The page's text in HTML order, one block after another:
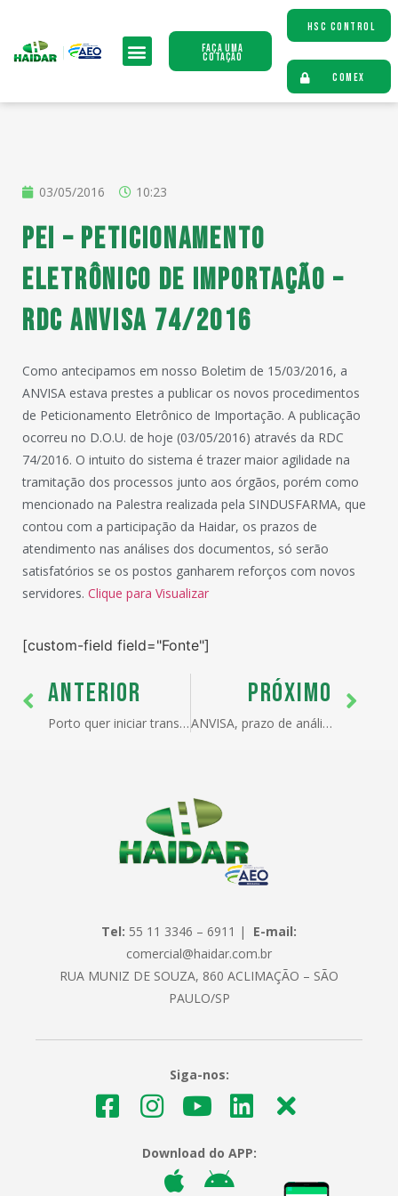
Faça uma
Cotação
HSC CONTROL
COMEX
03/05/2016 10:23
PEI – Peticionamento
Eletrônico de Importação –
RDC ANVISA 74/2016
Como antecipamos em nosso Boletim de 15/03/2016, a
ANVISA estava prestes a publicar os novos procedimentos
de Peticionamento Eletrônico de Importação. A publicação
ocorreu no D.O.U. de hoje (03/05/2016) através da RDC
74/2016. O intuito do sistema é trazer maior agilidade na
tramitação dos processos junto aos órgãos, porém como
mencionado na Palestra realizada pela SINDUSFARMA, que
contou com a participação da Haidar, os prazos de
atendimento nas análises dos documentos, só serão
satisfatórios se os postos ganharem reforços com novos
servidores. Clique para Visualizar
[custom-field field="Fonte"]
ANTERIOR
Porto quer iniciar transporte hidroviário de cargas neste ano
PRÓXIMO
ANVISA, prazo de análise de LI nos principais postos
Tel: 55 11 3346 – 6911 | E-mail:
comercial@haidar.com.br
RUA MUNIZ DE SOUZA, 860 ACLIMAÇÃO – SÃO
PAULO/SP
Siga-nos:
Download do APP: